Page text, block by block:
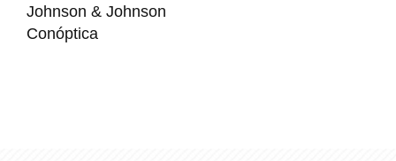
Johnson & Johnson
Conóptica